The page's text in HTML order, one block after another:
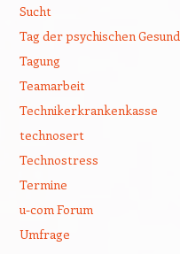
Sucht
Tag der psychischen
Tagung
Teamarbeit
Technikerkrankenkasse
technosert
Technostress
Termine
u-com Forum
Umfrage